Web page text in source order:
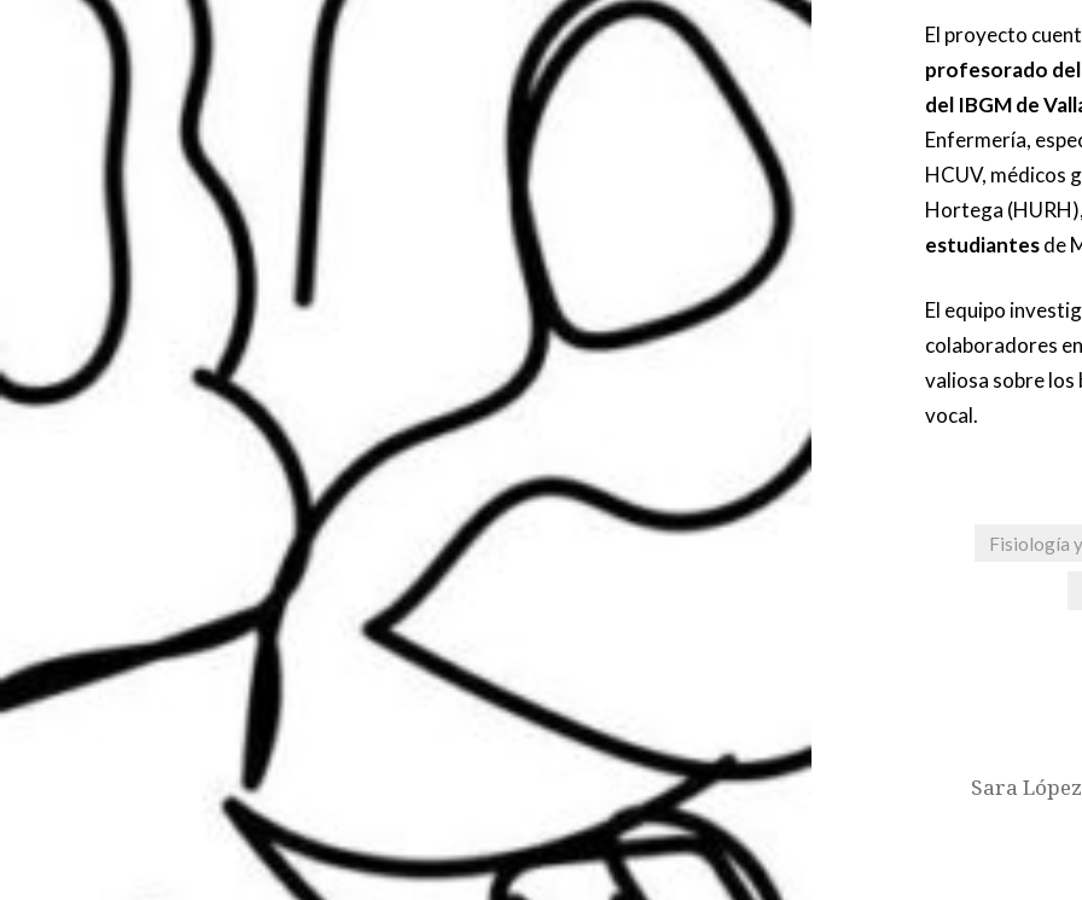
El proyecto
profesorado
del IBGM de
Enfermería,
HCUV, médicos
Hortega (HURH),
estudiantesde
El equipo
colaboradores
valiosa sobre
vocal.
Fisiología
de
Sara